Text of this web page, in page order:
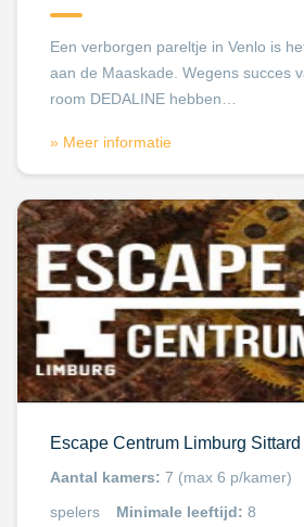
Een verborgen pareltje in Venlo is
aan de Maaskade. Wegens succes
room DEDALINE hebben…
» Meer informatie
Escape Centrum Limburg Sittard
Aantal kamers: 7 (max 6 p/kamer)
spelers
Minimale leeftijd: 8